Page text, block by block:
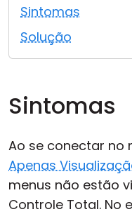
Sintomas
Solução
Sintomas
Ao se conectar no
Apenas
menus não estão
Controle Total. No
Nuvem e Local